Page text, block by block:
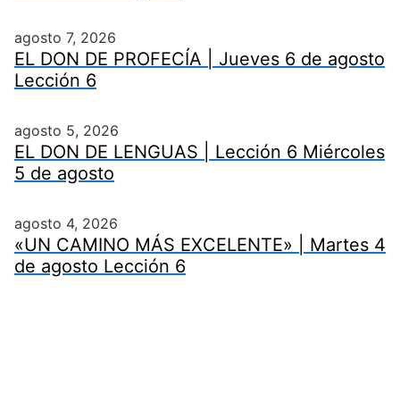
agosto 7, 2026
EL DON DE PROFECÍA | Jueves 6 de agosto
Lección 6
agosto 5, 2026
EL DON DE LENGUAS | Lección 6 Miércoles
5 de agosto
agosto 4, 2026
«UN CAMINO MÁS EXCELENTE» | Martes 4
de agosto Lección 6